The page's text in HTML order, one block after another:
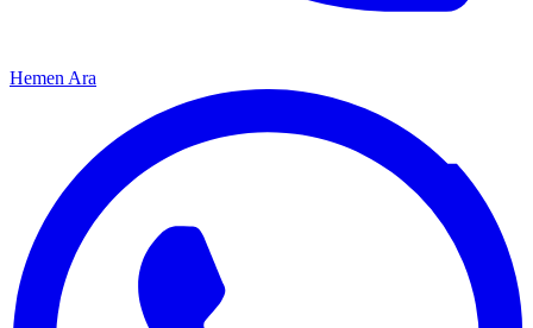
Hemen Ara